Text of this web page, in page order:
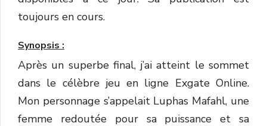
toujours en cours.
Synopsis :
Après un superbe final, j’ai atteint le sommet
dans le célèbre jeu en ligne Exgate Online.
Mon personnage s’appelait Luphas Mafahl, une
femme redoutée pour sa puissance et sa